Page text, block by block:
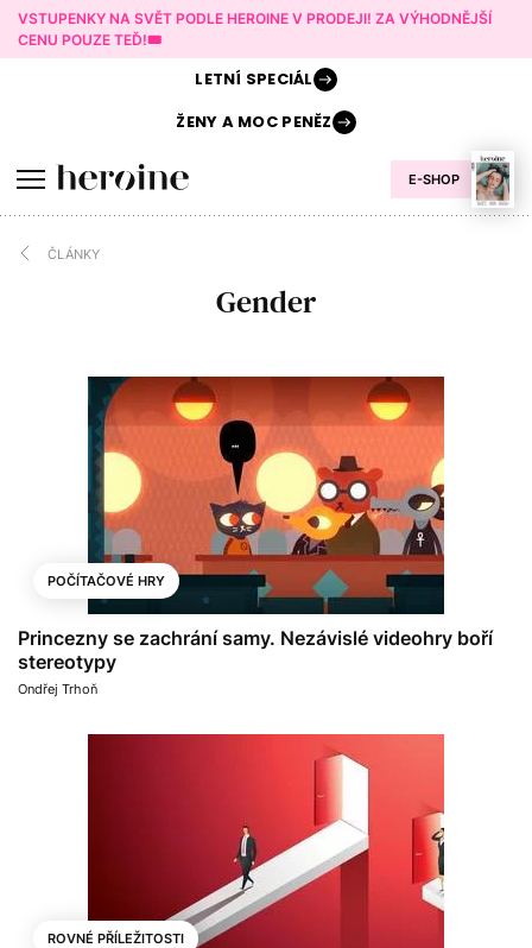
VSTUPENKY NA SVĚT PODLE HEROINE V PRODEJI! ZA VÝHODNĚJŠÍ
CENU POUZE TEĎ!🎟️
E-SHOP
LETNÍ SPECIÁL
ŽENY AMOC PENĚZ
ČLÁNKY
Gender
POČÍTAČOVÉ HRY
Princezny se zachrání samy. Nezávislé videohry boří
stereotypy
Ondřej Trhoň
ROVNÉ PŘÍLEŽITOSTI